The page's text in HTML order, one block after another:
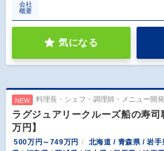
会社
概要
気になる
NEW 料理長・シェフ・調理師・メニュー開発
ラグジュアリークルーズ船の寿
万円】
500万円～749万円
北海道 / 青森県 / 岩